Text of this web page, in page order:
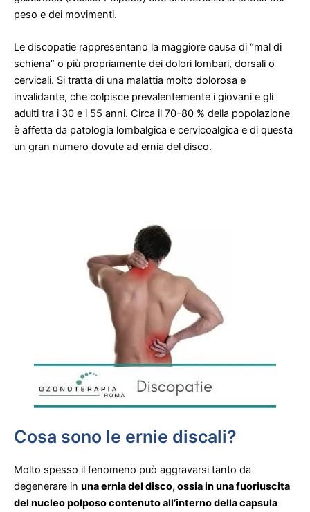
peso e dei movimenti.
Le discopatie rappresentano la maggiore causa di “mal di
schiena” o più propriamente dei dolori lombari, dorsali o
cervicali. Si tratta di una malattia molto dolorosa e
invalidante, che colpisce prevalentemente i giovani e gli
adulti tra i 30 e i 55 anni. Circa il 70-80 % della popolazione
è affetta da patologia lombalgica e cervicoalgica e di questa
un gran numero dovute ad ernia del disco.
Cosa sono le ernie discali?
Molto spesso il fenomeno può aggravarsi tanto da
degenerare in una ernia del disco, ossia in una fuoriuscita
del nucleo polposo contenuto all’interno della capsula